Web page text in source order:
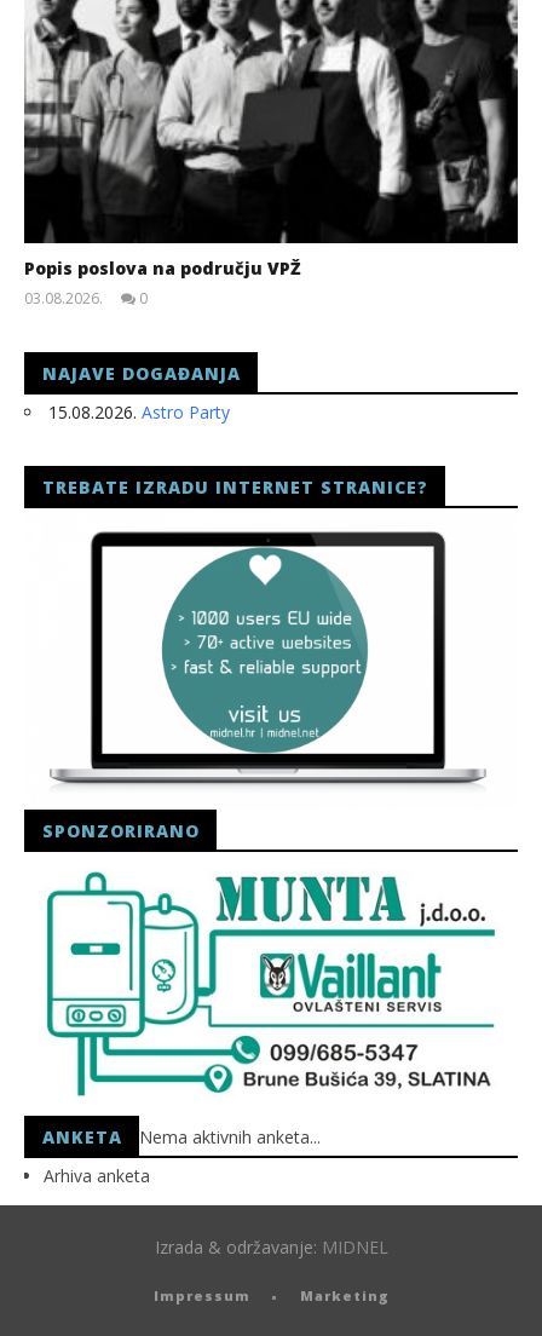
Popis poslova na području VPŽ
03.08.2026.
0
NAJAVE DOGAĐANJA
15.08.2026. Astro Party
TREBATE IZRADU INTERNET STRANICE?
SPONZORIRANO
ANKETA
Nema aktivnih anketa...
Arhiva anketa
Izrada & održavanje: MIDNEL
Impressum Marketing